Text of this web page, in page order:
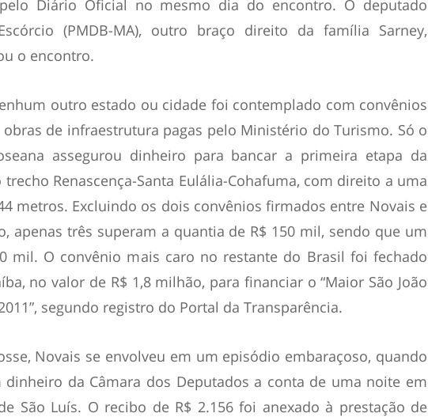
Diário Oficial no mesmo dia do encontro. O deputado
(PMDB-MA), outro braço direito da família Sarney,
o encontro.
outro estado ou cidade foi contemplado com convênios
obras de infraestrutura pagas pelo Ministério do Turismo. Só o
assegurou dinheiro para bancar a primeira etapa da
trecho Renascença-Santa Eulália-Cohafuma, com direito a uma
metros. Excluindo os dois convênios firmados entre Novais e
apenas três superam a quantia de R$ 150 mil, sendo que um
mil. O convênio mais caro no restante do Brasil foi fechado
no valor de R$ 1,8 milhão, para financiar o “Maior São João
segundo registro do Portal da Transparência.
Novais se envolveu em um episódio embaraçoso, quando
dinheiro da Câmara dos Deputados a conta de uma noite em
São Luís. O recibo de R$ 2.156 foi anexado à prestação de